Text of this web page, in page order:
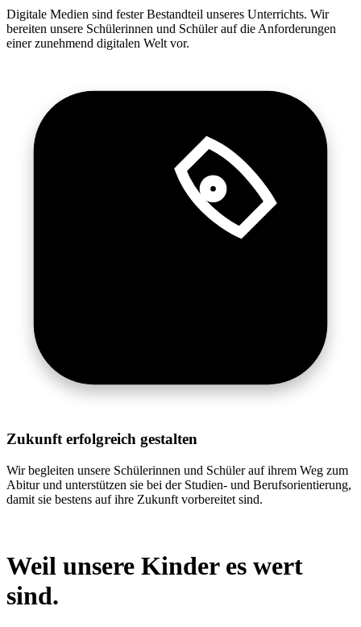
Digitale Medien sind fester Bestandteil unseres Unterrichts. Wir
bereiten unsere Schülerinnen und Schüler auf die Anforderungen
einer zunehmend digitalen Welt vor.
Zukunft erfolgreich gestalten
Wir begleiten unsere Schülerinnen und Schüler auf ihrem Weg zum
Abitur und unterstützen sie bei der Studien- und Berufsorientierung,
damit sie bestens auf ihre Zukunft vorbereitet sind.
Weil unsere Kinder es wert
sind.